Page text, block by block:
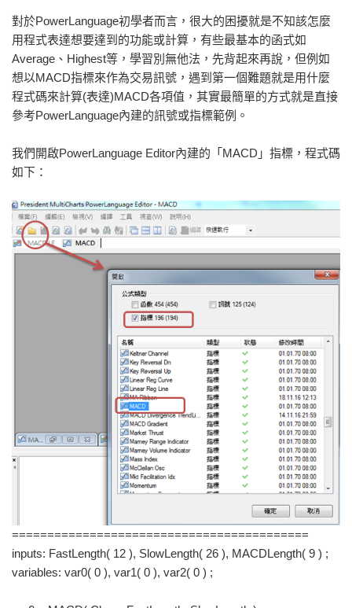
對於PowerLanguage初學者而言，很大的困擾就是不知該怎麼
用程式表達想要達到的功能或計算，有些最基本的函式如
Average、Highest等，學習別無他法，先背起來再說，但例如
想以MACD指標來作為交易訊號，遇到第一個難題就是用什麼
程式碼來計算(表達)MACD各項值，其實最簡單的方式就是直接
參考PowerLanguage內建的訊號或指標範例。
我們開啟PowerLanguage Editor內建的「MACD」指標，程式碼
如下：
==========================================
inputs: FastLength( 12 ), SlowLength( 26 ), MACDLength( 9 ) ;
variables: var0( 0 ), var1( 0 ), var2( 0 ) ;